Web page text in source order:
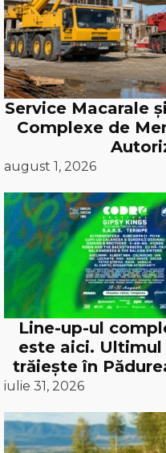
Service Macarale
Complexe de
august 1, 2026
Line-up-ul
este aici. Ultimul
trăiește în
iulie 31, 2026